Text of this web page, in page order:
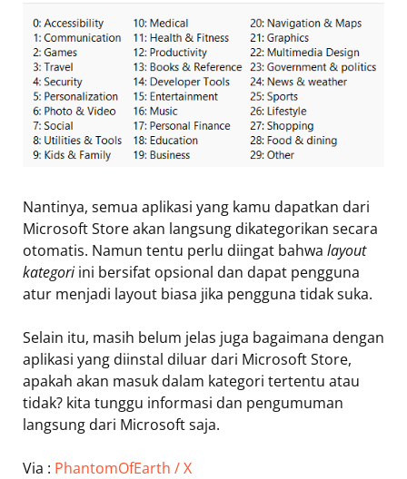
Nantinya, semua aplikasi yang kamu dapatkan dari
Microsoft Store akan langsung dikategorikan secara
otomatis. Namun tentu perlu diingat bahwa layout
kategoriini bersifat opsional dan dapat pengguna
atur menjadi layout biasa jika pengguna tidak suka.
Selain itu, masih belum jelas juga bagaimana dengan
aplikasi yang diinstal diluar dari Microsoft Store,
apakah akan masuk dalam kategori tertentu atau
tidak? kita tunggu informasi dan pengumuman
langsung dari Microsoft saja.
Via : PhantomOfEarth / X